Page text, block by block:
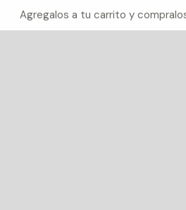
Agregalos a tu carrito y